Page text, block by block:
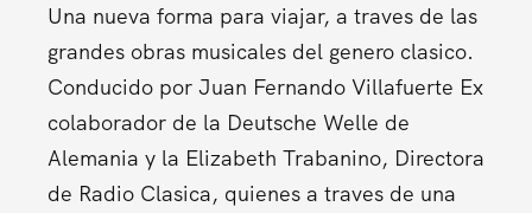
Una nueva forma para viajar, a traves de las
grandes obras musicales del genero clasico.
Conducido por Juan Fernando Villafuerte Ex
colaborador de la Deutsche Welle de
Alemania y la Elizabeth Trabanino, Directora
de Radio Clasica, quienes a traves de una